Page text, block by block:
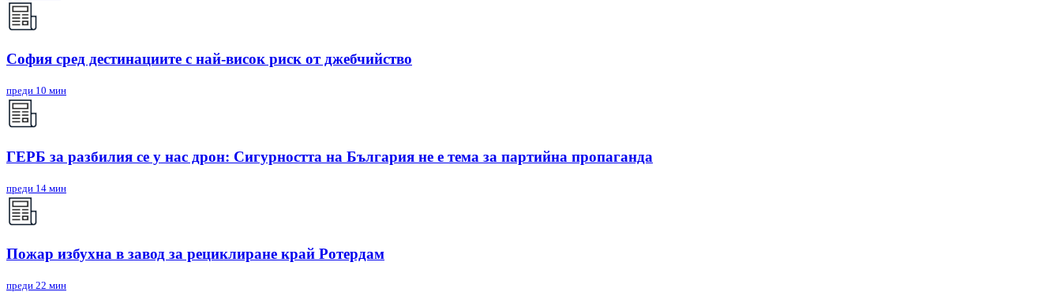
София сред дестинациите с най-висок риск от джебчийство
преди 10 мин
ГЕРБ за разбилия се у нас дрон: Сигурността на България не е тема за партийна пропаганда
преди 14 мин
Пожар избухна в завод за рециклиране край Ротердам
преди 22 мин